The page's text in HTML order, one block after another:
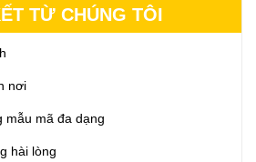
TỪ CHÚNG TÔI
nơi
mẫu mã đa dạng
hài lòng